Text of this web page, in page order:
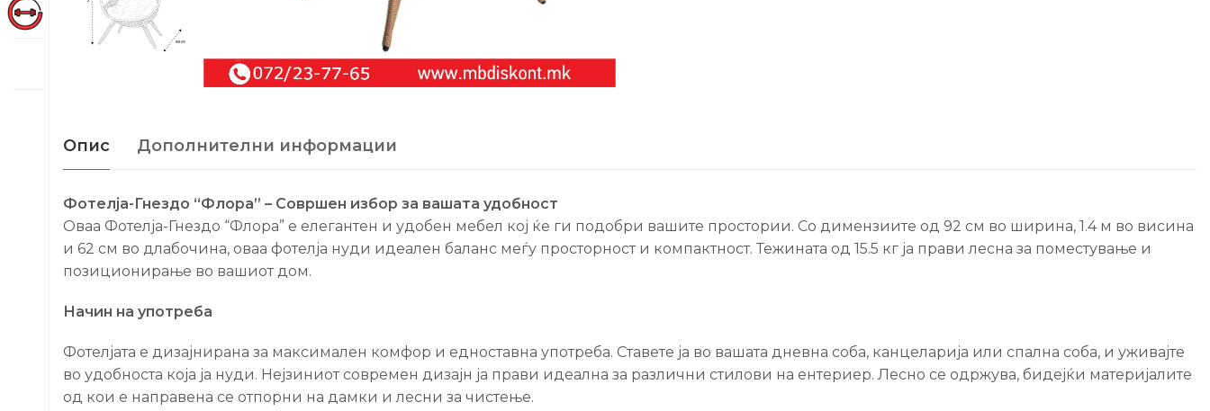
Опис Дополнителни информации
Фотелја-Гнездо “Флора” – Совршен избор за вашата удобност
Оваа Фотелја-Гнездо “Флора” е елегантен и удобен мебел кој ќе ги подобри вашите простории. Со димензиите од 92 см во ширина, 1.4 м во висина
и 62 см во длабочина, оваа фотелја нуди идеален баланс меѓу просторност и компактност. Тежината од 15.5 кг ја прави лесна за поместување и
позиционирање во вашиот дом.
Начин на употреба
Фотелјата е дизајнирана за максимален комфор и едноставна употреба. Ставете ја во вашата дневна соба, канцеларија или спална соба, и уживајте
во удобноста која ја нуди. Нејзиниот современ дизајн ја прави идеална за различни стилови на ентериер. Лесно се одржува, бидејќи материјалите
од кои е направена се отпорни на дамки и лесни за чистење.